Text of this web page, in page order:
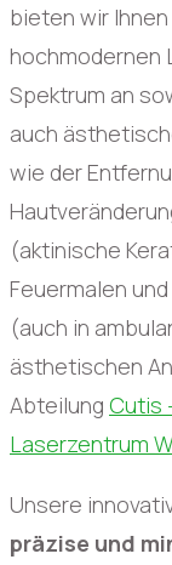
bieten wir
hochmodernen
Spektrum an
auch
wie der
(aktinische
Feuermalen
(auch in
ästhetischen
Abteilung Cutis
Laserzentrum
Unsere
präzise und